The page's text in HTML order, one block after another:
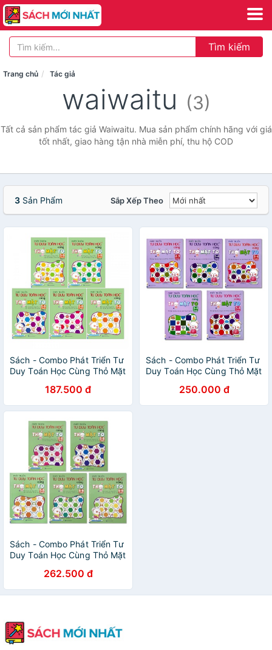
Tìm kiếm
Trang chủ Tác giả
waiwaitu (3)
Tất cả sản phẩm tác giả Waiwaitu. Mua sản phẩm chính hãng với giá
tốt nhất, giao hàng tận nhà miễn phí, thu hộ COD
3 Sản Phẩm Sắp Xếp Theo
Sách - Combo Phát Triển Tư
Duy Toán Học Cùng Thỏ Mặt
187.500 đ
Sách - Combo Phát Triển Tư
Duy Toán Học Cùng Thỏ Mặt
250.000 đ
Sách - Combo Phát Triển Tư
Duy Toán Học Cùng Thỏ Mặt
262.500 đ